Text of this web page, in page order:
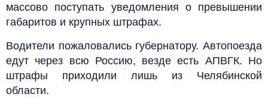
массово поступать уведомления о превышении
габаритов и крупных штрафах.
Водители пожаловались губернатору. Автопоезда
едут через всю Россию, везде есть АПВГК. Но
штрафы приходили лишь из Челябинской
области.